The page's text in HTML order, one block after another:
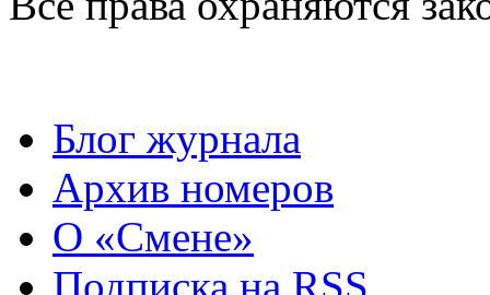
Блог журнала
Архив номеров
О «Смене»